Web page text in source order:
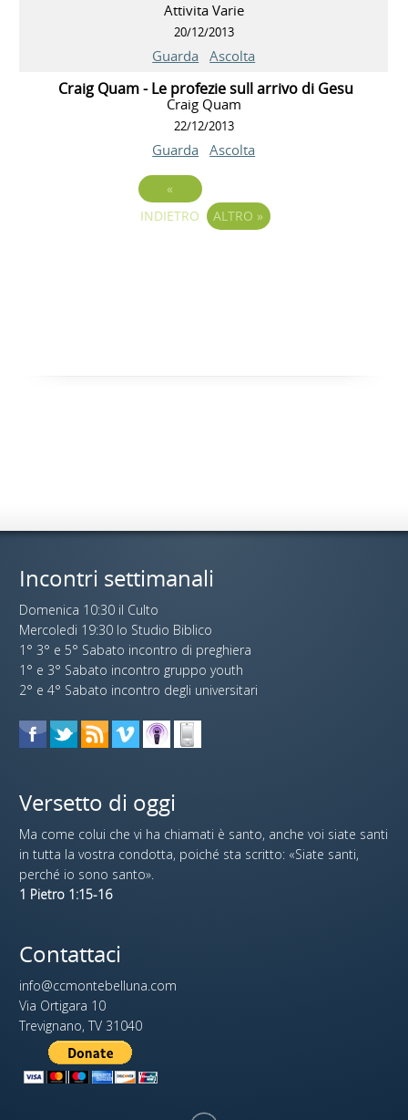
Attivita Varie
20/12/2013
Guarda Ascolta
Craig Quam - Le profezie sull arrivo di Gesu
Craig Quam
22/12/2013
Guarda Ascolta
«
INDIETRO
ALTRO »
Incontri settimanali
Domenica 10:30 il Culto
Mercoledi 19:30 lo Studio Biblico
1° 3° e 5° Sabato incontro di preghiera
1° e 3° Sabato incontro gruppo youth
2° e 4° Sabato incontro degli universitari
Versetto di oggi
Ma come colui che vi ha chiamati è santo, anche voi siate santi
in tutta la vostra condotta, poiché sta scritto: «Siate santi,
perché io sono santo».
1 Pietro 1:15-16
Contattaci
info@ccmontebelluna.com
Via Ortigara 10
Trevignano, TV 31040